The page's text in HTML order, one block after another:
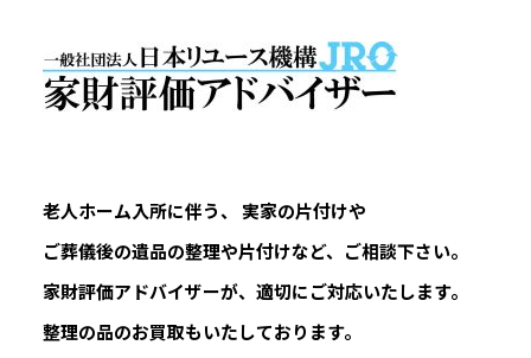
老人ホーム入所に伴う、 実家の片付けや
ご葬儀後の遺品の整理や片付けなど、ご相談下さい。
家財評価アドバイザーが、適切にご対応いたします。
整理の品のお買取もいたしております。